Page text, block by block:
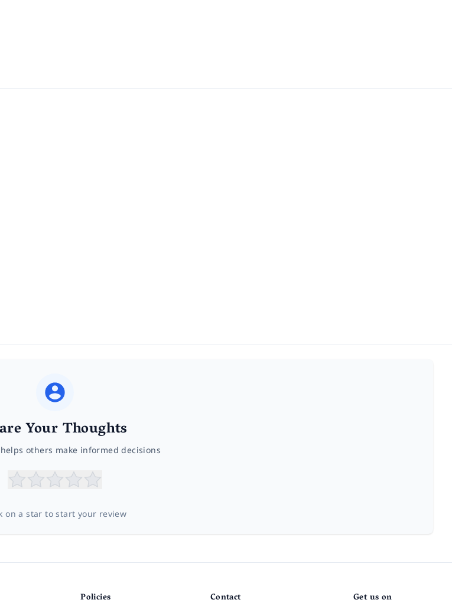
Your Thoughts
others make informed decisions
on a star to start your review
Policies Contact Get us on